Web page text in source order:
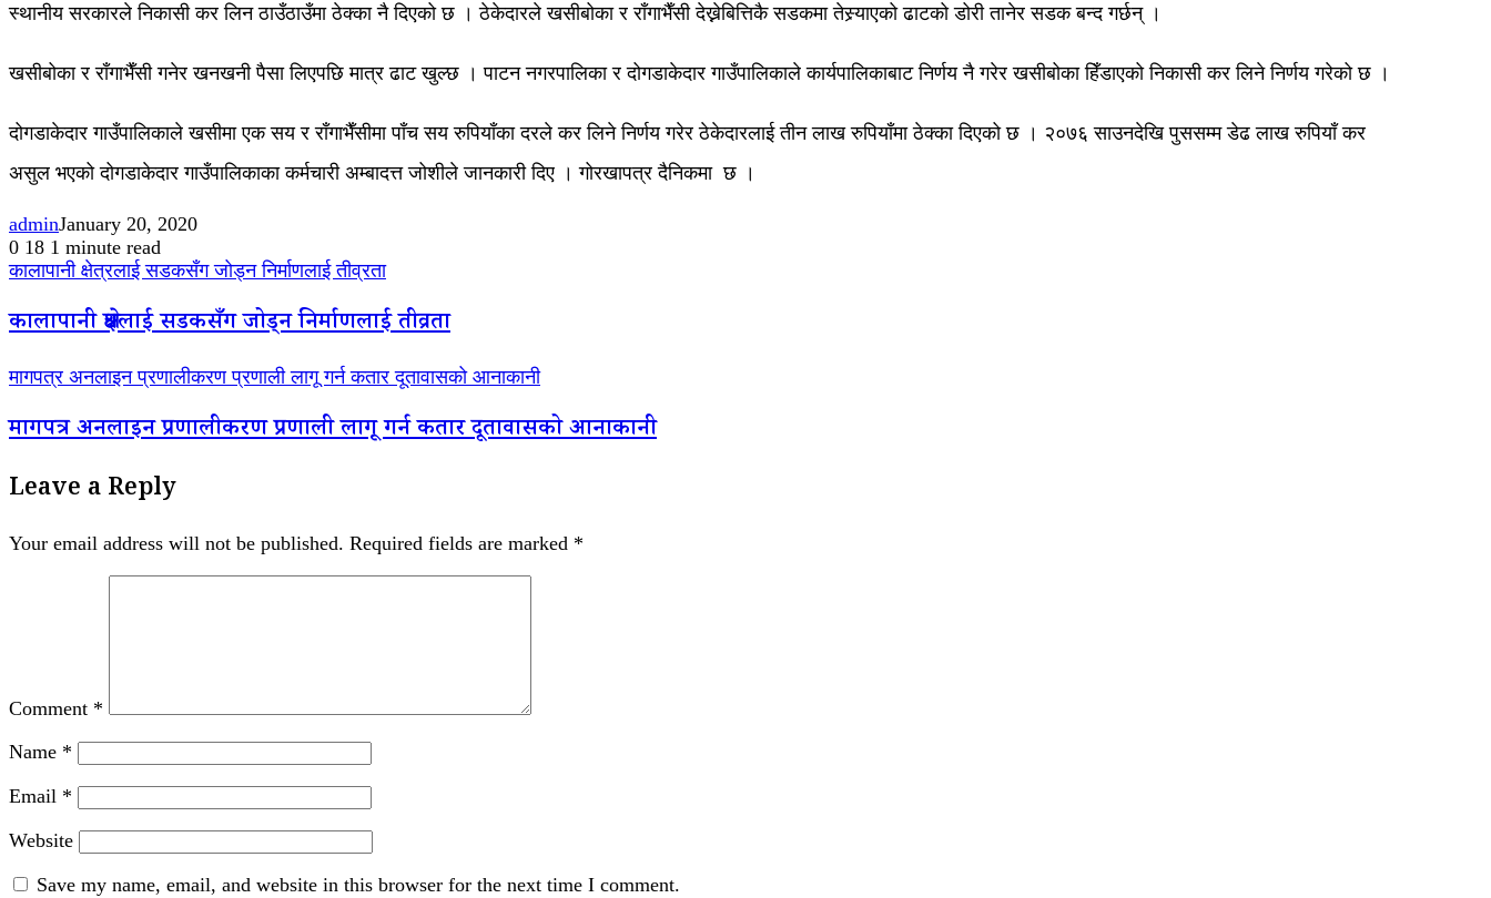
स्थानीय सरकारले निकासी कर लिन ठाउँठाउँमा ठेक्का नै दिएको छ । ठेकेदारले खसीबोका र राँगाभैँसी देख्नेबित्तिकै सडकमा तेस्र्याएको ढाटको डोरी तानेर सडक बन्द गर्छन् ।
खसीबोका र राँगाभैँसी गनेर खनखनी पैसा लिएपछि मात्र ढाट खुल्छ । पाटन नगरपालिका र दोगडाकेदार गाउँपालिकाले कार्यपालिकाबाट निर्णय नै गरेर खसीबोका हिँडाएको निकासी कर लिने निर्णय गरेको छ ।
दोगडाकेदार गाउँपालिकाले खसीमा एक सय र राँगाभैँसीमा पाँच सय रुपियाँका दरले कर लिने निर्णय गरेर ठेकेदारलाई तीन लाख रुपियाँमा ठेक्का दिएको छ । २०७६ साउनदेखि पुससम्म डेढ लाख रुपियाँ कर
असुल भएको दोगडाकेदार गाउँपालिकाका कर्मचारी अम्बादत्त जोशीले जानकारी दिए । गोरखापत्र दैनिकमा छ ।
adminJanuary 20, 2020
0 18 1 minute read
कालापानी क्षेत्रलाई सडकसँग जोड्न निर्माणलाई तीव्रता
कालापानी क्षेत्रलाई सडकसँग जोड्न निर्माणलाई तीव्रता
मागपत्र अनलाइन प्रणालीकरण प्रणाली लागू गर्न कतार दूतावासको आनाकानी
मागपत्र अनलाइन प्रणालीकरण प्रणाली लागू गर्न कतार दूतावासको आनाकानी
Leave a Reply
Your email address will not be published. Required fields are marked *
Comment *
Name *
Email *
Website
Save my name, email, and website in this browser for the next time I comment.